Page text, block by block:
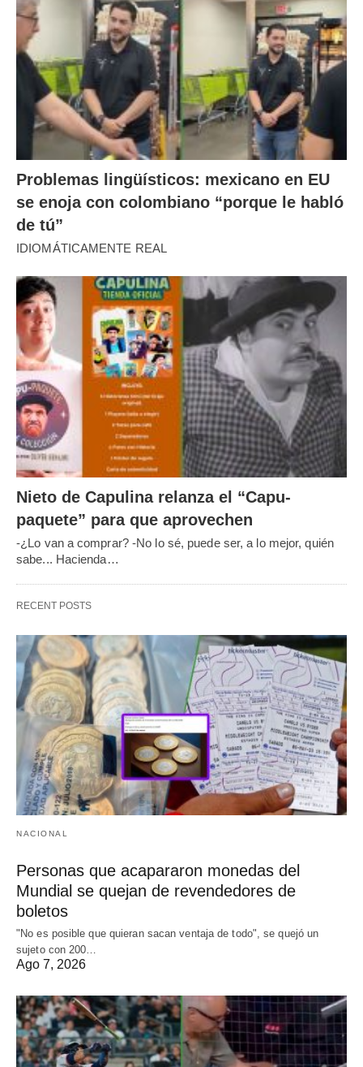
Problemas lingüísticos: mexicano en EU
se enoja con colombiano “porque le habló
de tú”
IDIOMÁTICAMENTE REAL
Nieto de Capulina relanza el “Capu-
paquete” para que aprovechen
-¿Lo van a comprar? -No lo sé, puede ser, a lo mejor, quién
sabe... Hacienda…
RECENT POSTS
NACIONAL
Personas que acapararon monedas del
Mundial se quejan de revendedores de
boletos
"No es posible que quieran sacan ventaja de todo", se quejó un
sujeto con 200…
Ago 7, 2026